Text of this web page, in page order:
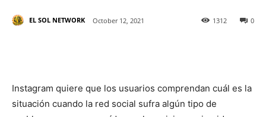
EL SOL NETWORK October 12, 2021 0
1312
Instagram quiere que los usuarios comprendan cuál es la
situación cuando la red social sufra algún tipo de